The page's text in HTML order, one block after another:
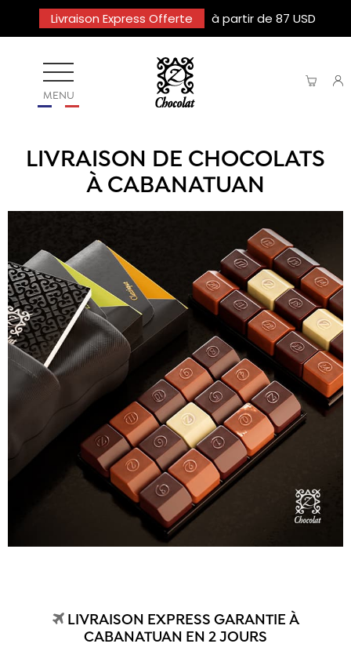
Livraison Express Offerte à partir de 87 USD
MENU
LIVRAISON DE CHOCOLATS
À CABANATUAN
LIVRAISON EXPRESS GARANTIE À
CABANATUAN EN 2 JOURS